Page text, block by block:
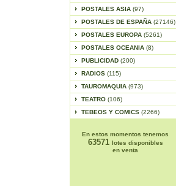
POSTALES ASIA (97)
POSTALES DE ESPAÑA (27146)
POSTALES EUROPA (5261)
POSTALES OCEANIA (8)
PUBLICIDAD (200)
RADIOS (115)
TAUROMAQUIA (973)
TEATRO (106)
TEBEOS Y COMICS (2266)
En estos momentos tenemos
63571 lotes disponibles
en venta